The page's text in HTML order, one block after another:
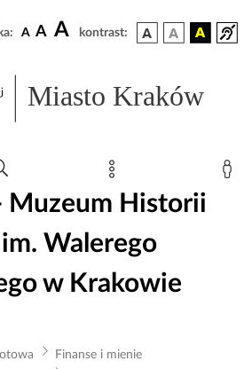
A A A kontrast:
Miasto Kraków
Muzeum Historii
Walerego
w Krakowie
Finanse i mienie